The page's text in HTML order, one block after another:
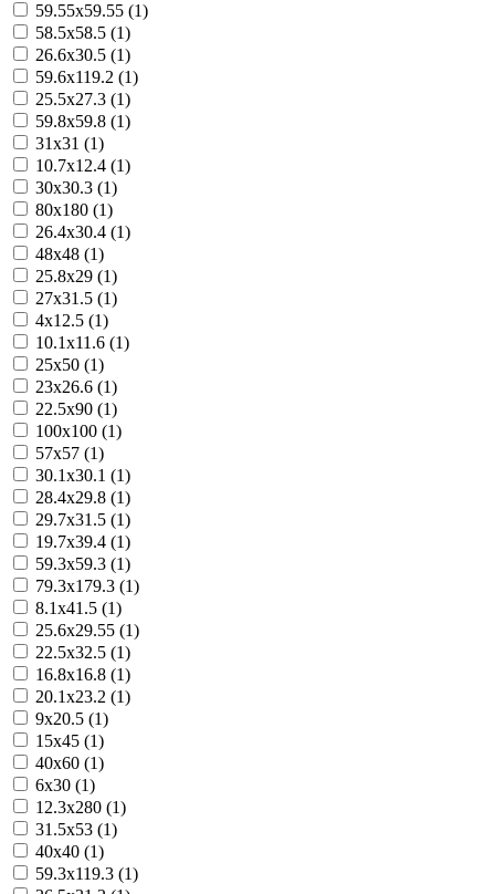
59.55x59.55 (1)
58.5x58.5 (1)
26.6x30.5 (1)
59.6x119.2 (1)
25.5x27.3 (1)
59.8x59.8 (1)
31x31 (1)
10.7x12.4 (1)
30x30.3 (1)
80x180 (1)
26.4x30.4 (1)
48x48 (1)
25.8x29 (1)
27x31.5 (1)
4x12.5 (1)
10.1x11.6 (1)
25x50 (1)
23x26.6 (1)
22.5x90 (1)
100x100 (1)
57x57 (1)
30.1x30.1 (1)
28.4x29.8 (1)
29.7x31.5 (1)
19.7x39.4 (1)
59.3x59.3 (1)
79.3x179.3 (1)
8.1x41.5 (1)
25.6x29.55 (1)
22.5x32.5 (1)
16.8x16.8 (1)
20.1x23.2 (1)
9x20.5 (1)
15x45 (1)
40x60 (1)
6x30 (1)
12.3x280 (1)
31.5x53 (1)
40x40 (1)
59.3x119.3 (1)